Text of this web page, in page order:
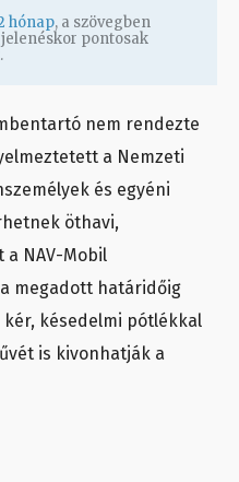
hónap, a szövegben
pontosak
nem rendezte
a Nemzeti
és egyéni
öthavi,
NAV-Mobil
megadott határidőig
késedelmi pótlékkal
is kivonhatják a